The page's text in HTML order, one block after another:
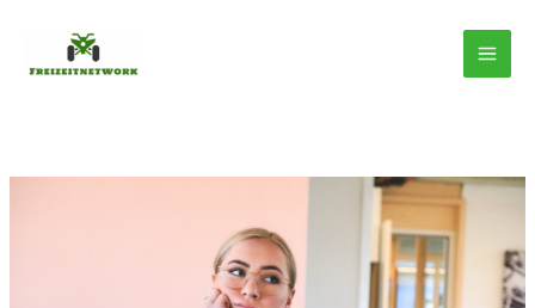
springen